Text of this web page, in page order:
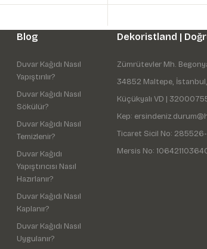
Blog
Duvar Kağıdı Nasıl
Yapıştırılır?
Duvar Kağıdı Nasıl
Sökülür?
Duvar Kağıdı Nasıl
Temizlenir?
Duvar Kağıdı
Yapıştırıcısı Nasıl
Hazırlanır?
Duvar Kağıdı Nasıl
Kaplanır?
Duvar Kağıdı Nasıl
Uygulanır?
Dekoristland |
Zümrütevler Mh.
34852 Maltepe,
Küçükyalı VD |
Kep:
Ticaret Sicil No:
Mersis No: